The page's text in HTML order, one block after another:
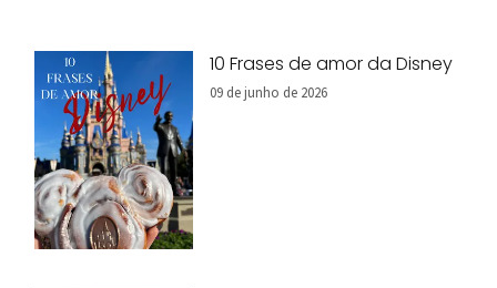
10 Frases de amor da Disney
09 de junho de 2026